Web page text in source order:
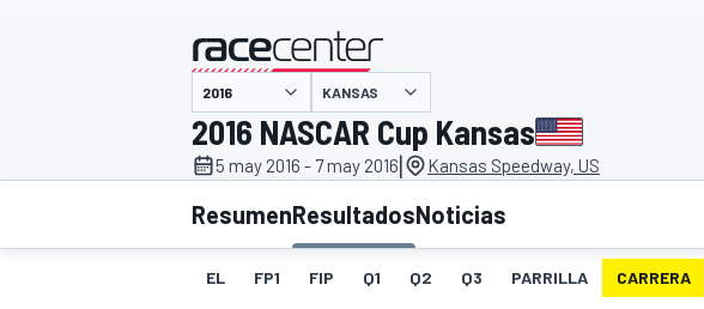
INDYCAR WRC
presentado por
KANSAS
2016 NASCAR Cup Kansas
5 may 2016 - 7 may 2016| Kansas Speedway, US
ResumenResultadosNoticias
EL FP1 FIP Q1 Q2 Q3 PARRILLA CARRERA